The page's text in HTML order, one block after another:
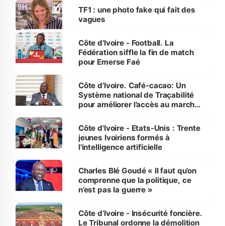
sur la scène internationale »
TF1 : une photo fake qui fait des
vagues
Côte d’Ivoire - Football. La
Fédération siffle la fin de match
pour Emerse Faé
Côte d’Ivoire. Café-cacao: Un
Système national de Traçabilité
pour améliorer l’accès au marché
Côte d'Ivoire - Etats-Unis : Trente
jeunes Ivoiriens formés à
l'intelligence artificielle
Charles Blé Goudé « Il faut qu’on
comprenne que la politique, ce
n’est pas la guerre »
Côte d’Ivoire - Insécurité foncière.
Le Tribunal ordonne la démolition